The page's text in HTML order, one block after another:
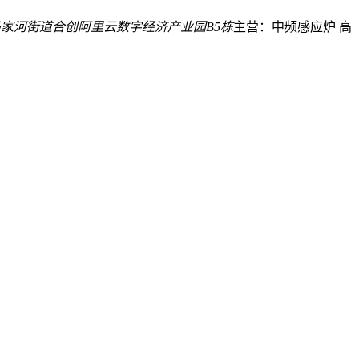
河街道合创阿里云数字经济产业园B5栋主营：中频感应炉 高